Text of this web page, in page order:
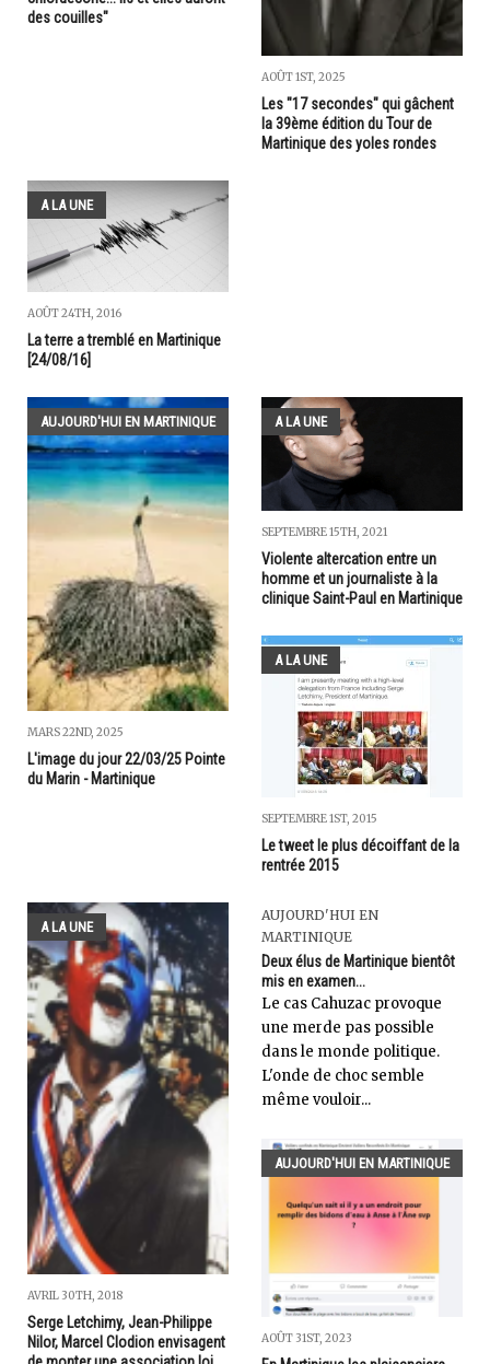
des couilles"
AOÛT 1ST, 2025
Les "17 secondes" qui gâchent
la 39ème édition du Tour de
Martinique des yoles rondes
A LA UNE
AOÛT 24TH, 2016
La terre a tremblé en Martinique
[24/08/16]
AUJOURD'HUI EN MARTINIQUE
MARS 22ND, 2025
L'image du jour 22/03/25 Pointe
du Marin - Martinique
A LA UNE
SEPTEMBRE 15TH, 2021
Violente altercation entre un
homme et un journaliste à la
clinique Saint-Paul en Martinique
A LA UNE
SEPTEMBRE 1ST, 2015
Le tweet le plus décoiffant de la
rentrée 2015
A LA UNE
AVRIL 30TH, 2018
Serge Letchimy, Jean-Philippe
Nilor, Marcel Clodion envisagent
AUJOURD'HUI EN
MARTINIQUE
Deux élus de Martinique bientôt
mis en examen...
Le cas Cahuzac provoque
une merde pas possible
dans le monde politique.
L'onde de choc semble
même vouloir...
AUJOURD'HUI EN MARTINIQUE
AOÛT 31ST, 2023